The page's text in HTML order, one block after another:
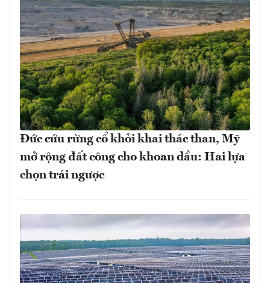
Đức cứu rừng cổ khỏi khai thác than, Mỹ
mở rộng đất công cho khoan dầu: Hai lựa
chọn trái ngược